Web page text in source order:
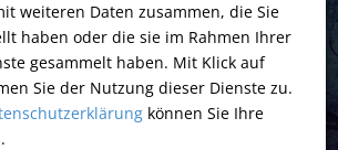
weiteren Daten zusammen, die Sie
haben oder die sie im Rahmen Ihrer
gesammelt haben. Mit Klick auf
Sie der Nutzung dieser Dienste zu.
können Sie Ihre